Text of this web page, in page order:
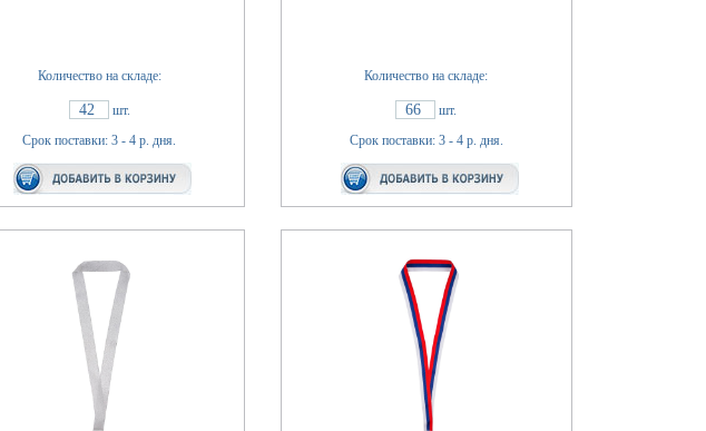
Количество на складе:
42
шт.
Срок поставки: 3 - 4 р. дня.
Количество на складе:
66
шт.
Срок поставки: 3 - 4 р. дня.